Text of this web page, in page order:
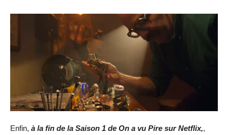
Enfin, à la fin de la Saison 1 de On a vu Pire sur Netflix,,